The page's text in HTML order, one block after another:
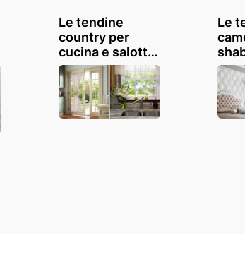
Le tendine
country per
cucina e salotto:
10 belle
ispirazioni
Le